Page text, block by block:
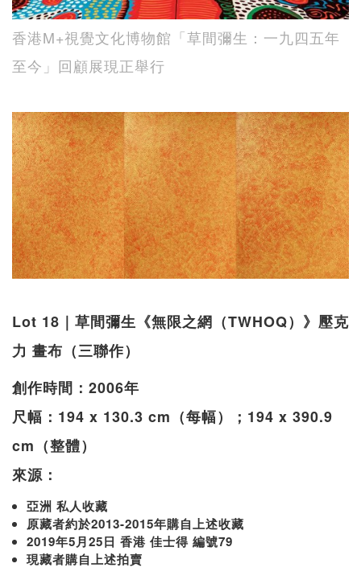
香港M+視覺文化博物館「草間彌生：一九四五年
至今」回顧展現正舉行
Lot 18｜草間彌生《無限之網（TWHOQ）》壓克
力 畫布（三聯作）
創作時間：2006年
尺幅：194 x 130.3 cm（每幅）；194 x 390.9
cm（整體）
來源：
亞洲 私人收藏
原藏者約於2013-2015年購自上述收藏
2019年5月25日 香港 佳士得 編號79
現藏者購自上述拍賣